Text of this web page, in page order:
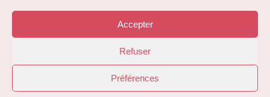
Accepter
Refuser
Préférences
Mentions légales
Politique de cookies (EU)
© Site web réalisé parDénode- Illustrations par
Kloelicioustattoo tous droits réservés